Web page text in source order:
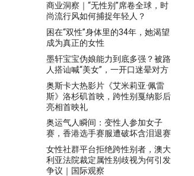
商业洞察｜“无性别”席卷全球，时
尚流行风如何捕捉年轻人？
困在“双性”身体里的34年，她渴望
成为真正的女性
墨轩宝宝伪娘能力到底多强？被路
人搭讪喊“美女”，一开口迷晕对方
奥斯卡大热影片《艾米莉亚·佩雷
斯》洛杉矶首映，跨性别戛纳影后
亮相首映礼
奥运气人瞬间：变性人参加女子
赛，香港选手赛服遭破坏含泪退赛
女性社群平台拒绝跨性别者，澳大
利亚法院裁定属性别歧视为何引发
争议｜国际观察